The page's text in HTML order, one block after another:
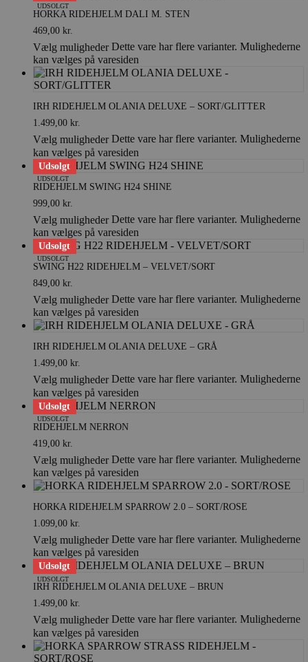
UDSOLGT
HORKA RIDEHJELM DALI M. STEN
469,00 kr.
Vælg muligheder Dette vare har flere varianter. Mulighederne
kan vælges på varesiden
IRH RIDEHJELM OLANIA DELUXE – SORT/GLITTER
1.499,00 kr.
Vælg muligheder Dette vare har flere varianter. Mulighederne
kan vælges på varesiden
Udsolgt
UDSOLGT
RIDEHJELM SWING H24 SHINE
999,00 kr.
Vælg muligheder Dette vare har flere varianter. Mulighederne
kan vælges på varesiden
Udsolgt
UDSOLGT
SWING H22 RIDEHJELM – VELVET/SORT
849,00 kr.
Vælg muligheder Dette vare har flere varianter. Mulighederne
kan vælges på varesiden
IRH RIDEHJELM OLANIA DELUXE – GRÅ
1.499,00 kr.
Vælg muligheder Dette vare har flere varianter. Mulighederne
kan vælges på varesiden
Udsolgt
UDSOLGT
RIDEHJELM NERRON
419,00 kr.
Vælg muligheder Dette vare har flere varianter. Mulighederne
kan vælges på varesiden
HORKA RIDEHJELM SPARROW 2.0 – SORT/ROSE
1.099,00 kr.
Vælg muligheder Dette vare har flere varianter. Mulighederne
kan vælges på varesiden
Udsolgt
UDSOLGT
IRH RIDEHJELM OLANIA DELUXE – BRUN
1.499,00 kr.
Vælg muligheder Dette vare har flere varianter. Mulighederne
kan vælges på varesiden